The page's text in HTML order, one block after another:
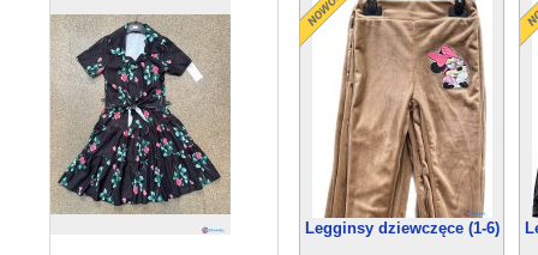
Legginsy dziewczęce (1-6)